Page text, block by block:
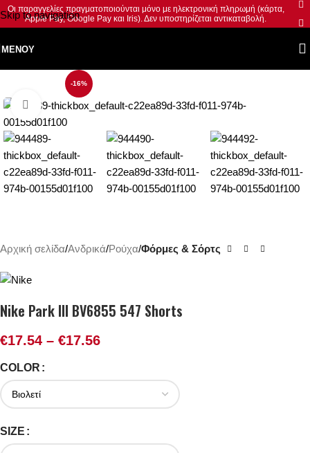
Skip to navigation
Skip to main content
Οι παραγγελίες πραγματοποιούνται μόνο με ηλεκτρονική πληρωμή (κάρτα,
Apple Pay, Google Pay και Iris). Δεν υποστηρίζεται αντικαταβολή.
ΜΕΝΟΎ
-16%
Κλικ για μεγέθυνση
Αρχική σελίδα Ανδρικά Ρούχα Φόρμες & Σόρτς
Nike Park III BV6855 547 Shorts
€17.54 – €17.56
COLOR
SIZE